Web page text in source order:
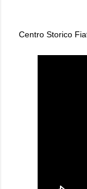
Centro Storico